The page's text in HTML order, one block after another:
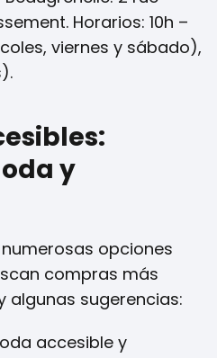
Horarios: 10h –
viernes y sábado),
y
opciones
compras más
algunas sugerencias:
accesible y